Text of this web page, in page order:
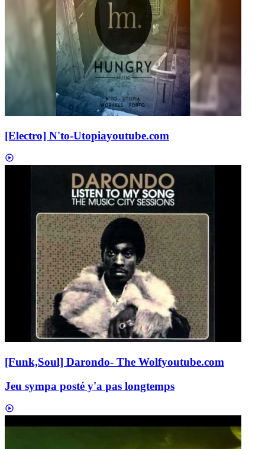
[Electro] N'to-Utopiayoutube.com
[Funk,Soul] Darondo- The Wolfyoutube.com
Jeu sympa posté y'a pas longtemps